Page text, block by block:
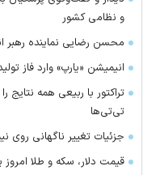
و نظامی کشور
محسن رضایی نماینده رهبر
انیمیشن «یارپ» وارد فاز
تراکتور با ربیعی همه نتایج
تی‌تی‌ها
جزئیات تغییر ناگهانی روی
قیمت دلار، سکه و طلا امروز یکشنبه